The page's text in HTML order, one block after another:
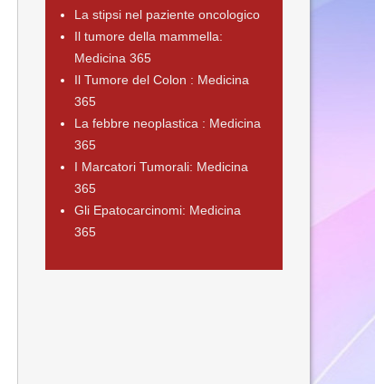
La stipsi nel paziente oncologico
Il tumore della mammella:
Medicina 365
Il Tumore del Colon : Medicina
365
La febbre neoplastica : Medicina
365
I Marcatori Tumorali: Medicina
365
Gli Epatocarcinomi: Medicina
365